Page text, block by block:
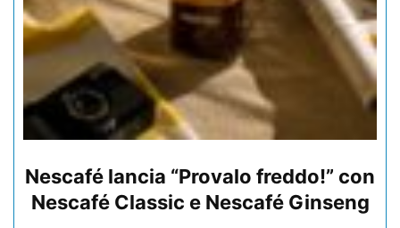
Nescafé lancia “Provalo freddo!” con
Nescafé Classic e Nescafé Ginseng